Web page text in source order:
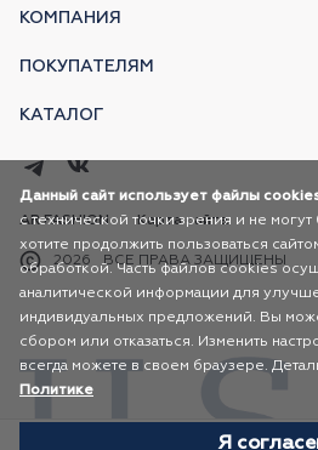
КОМПАНИЯ
ПОКУПАТЕЛЯМ
КАТАЛОГ
2026 ВСЕ ПРАВА ЗАЩИЩЕНЫ
AR FASHION Карта сайта
Данный сайт использует файлы
с технической точки зрения и не
хотите продолжить пользоваться
обработкой. Часть файлов cookies
аналитической информации для
индивидуальных предложений. Вы
сбором или отказаться. Изменить
всегда можете в своем браузере.
Политике
Я